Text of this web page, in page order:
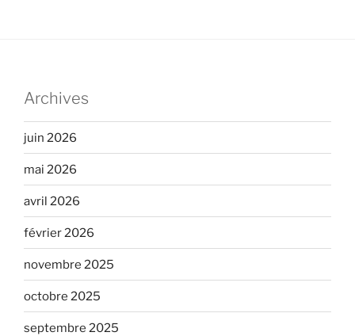
Archives
juin 2026
mai 2026
avril 2026
février 2026
novembre 2025
octobre 2025
septembre 2025